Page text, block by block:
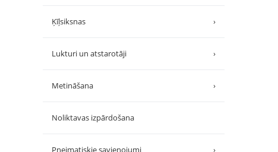
Ķīļsiksnas ›
Lukturi un atstarotāji ›
Metināšana ›
Noliktavas izpārdošana
Pneimatiskie savienojumi ›